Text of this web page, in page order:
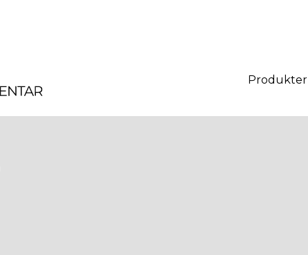
Produkter